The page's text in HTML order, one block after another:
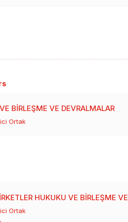
BIRLEŞME VE DEVRALMALAR
Ortak
HUKUKU VE BIRLEŞME
Ortak